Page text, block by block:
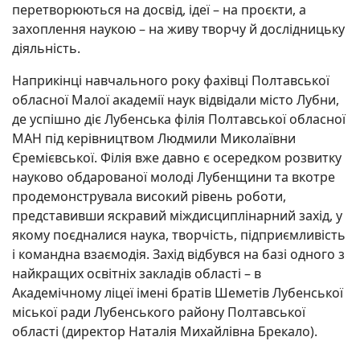
перетворюються на досвід, ідеї – на проєкти, а
захоплення наукою – на живу творчу й дослідницьку
діяльність.
Наприкінці навчального року фахівці Полтавської
обласної Малої академії наук відвідали місто Лубни,
де успішно діє Лубенська філія Полтавської обласної
МАН під керівництвом Людмили Миколаївни
Єремієвської. Філія вже давно є осередком розвитку
науково обдарованої молоді Лубенщини та вкотре
продемонструвала високий рівень роботи,
представивши яскравий міждисциплінарний захід, у
якому поєдналися наука, творчість, підприємливість
і командна взаємодія. Захід відбувся на базі одного з
найкращих освітніх закладів області – в
Академічному ліцеї імені братів Шеметів Лубенської
міської ради Лубенського району Полтавської
області (директор Наталія Михайлівна Брекало).